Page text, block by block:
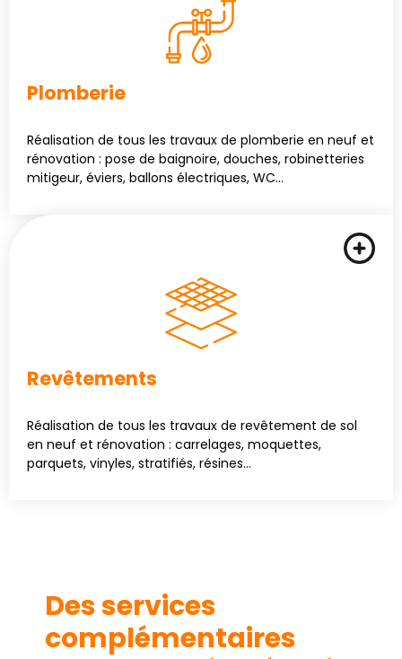
Plomberie
Réalisation de tous les travaux de plomberie en neuf et
rénovation : pose de baignoire, douches, robinetteries
mitigeur, éviers, ballons électriques, WC…
Revêtements
Réalisation de tous les travaux de revêtement de sol
en neuf et rénovation : carrelages, moquettes,
parquets, vinyles, stratifiés, résines…
Des services
complémentaires